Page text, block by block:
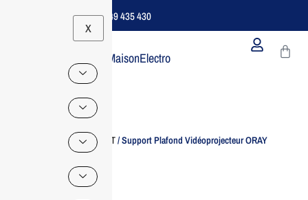
Support B2B Dédié | 06 49 435 430
X
MaisonElectro
Accessoire IT/ Support Plafond Vidéoprojecteur ORAY